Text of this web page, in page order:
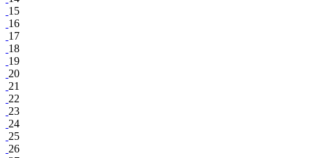
15
16
17
18
19
20
21
22
23
24
25
26